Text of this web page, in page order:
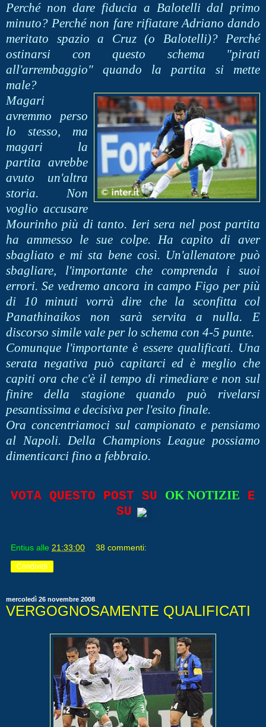
Perché non dare fiducia a Balotelli dal primo
minuto? Perché non fare rifiatare Adriano dando
meritato spazio a Cruz (o Balotelli)? Perché
ostinarsi con questo schema "pirati
all'arrembaggio" quando la partita si mette
male?
Magari
avremmo perso
lo stesso, ma
magari la
partita avrebbe
avuto un'altra
storia. Non
voglio accusare
Mourinho più di tanto. Ieri sera nel post partita
ha ammesso le sue colpe. Ha capito di aver
sbagliato e mi sta bene così. Un'allenatore può
sbagliare, l'importante che comprenda i suoi
errori. Se vedremo ancora in campo Figo per più
di 10 minuti vorrà dire che la sconfitta col
Panathinaikos non sarà servita a nulla. E
discorso simile vale per lo schema con 4-5 punte.
Comunque l'importante è essere qualificati. Una
serata negativa può capitarci ed è meglio che
capiti ora che c'è il tempo di rimediare e non sul
finire della stagione quando può rivelarsi
pesantissima e decisiva per l'esito finale.
Ora concentriamoci sul campionato e pensiamo
al Napoli. Della Champions League possiamo
dimenticarci fino a febbraio.
VOTA QUESTO POST SU OK NOTIZIE E
SU
Entius alle 21:33:00 38 commenti:
Condividi
mercoledì 26 novembre 2008
VERGOGNOSAMENTE QUALIFICATI